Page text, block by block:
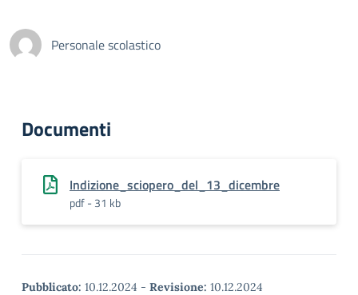
Personale scolastico
Documenti
Indizione_sciopero_del_13_dicembre
pdf - 31 kb
Pubblicato: 10.12.2024 - Revisione: 10.12.2024